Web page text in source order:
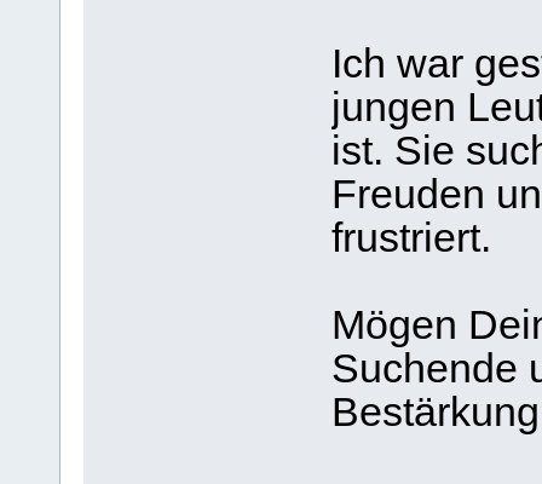
Ich war
jungen
ist. Sie
Freuden
frustriert.
Mögen
Suchende